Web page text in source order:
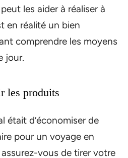
les aider à réaliser à
en réalité un bien
comprendre les moyens
jour.
les produits
était d’économiser de
pour un voyage en
vous de tirer votre